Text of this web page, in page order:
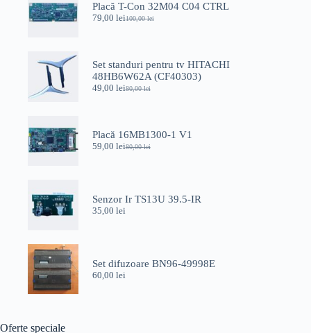
Placă T-Con 32M04 C04 CTRL
100,00lei
Prețul
100,00 lei.
79,00 leiPrețul
Set standuri pentru tv HITACHI
48HB6W62A (CF40303)
80,00lei
Prețul
80,00 lei.
49,00 leiPrețul
Placă 16MB1300-1 V1
80,00lei
Prețul
80,00 lei.
59,00 leiPrețul
Senzor Ir TS13U 39.5-IR
35,00 lei
Set difuzoare BN96-49998E
60,00 lei
Oferte speciale